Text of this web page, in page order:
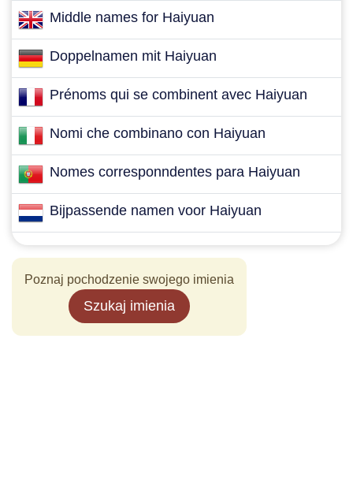
Middle names for Haiyuan
Doppelnamen mit Haiyuan
Prénoms qui se combinent avec Haiyuan
Nomi che combinano con Haiyuan
Nomes corresponndentes para Haiyuan
Bijpassende namen voor Haiyuan
Poznaj pochodzenie swojego imienia
Szukaj imienia